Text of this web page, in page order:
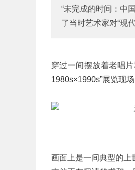
“未完成的时间：中
了当时艺术家对“现
穿过一间摆放着老唱
1980s×1990s”展览现
画面上是一间典型的上